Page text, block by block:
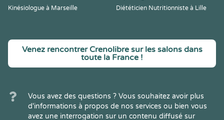
Kinésiologue à Marseille
Diététicien Nutritionniste à Lille
Venez rencontrer Crenolibre sur les salons dans
toute la France !
Vous avez des questions ? Vous souhaitez avoir plus
d'informations à propos de nos services ou bien vous
avez une interrogation sur un contenu diffusé sur